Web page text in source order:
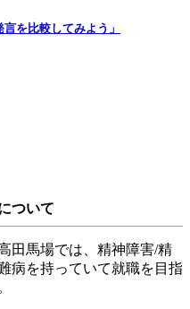
を比較してみよう」
ついて
田馬場では、精神障害/精
病を持っていて就職を目指